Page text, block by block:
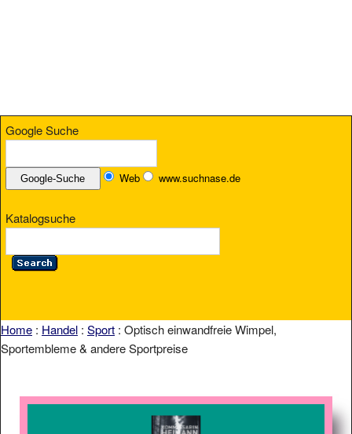
Google Suche
Web www.suchnase.de
Katalogsuche
Home : Handel : Sport : Optisch einwandfreie Wimpel,
Sportembleme & andere Sportpreise